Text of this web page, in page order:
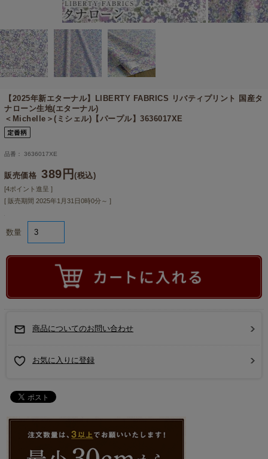
【2025年新エターナル】
LIBERTY FABRICS リバティプリント 国産タ
ナローン生地(エターナル)
＜Michelle＞(ミシェル)【パープル】3636017XE
品番： 3636017XE
販売価格 389円(税込)
[4ポイント進呈 ]
[ 販売期間 2025年1月31日0時0分 ～ ]
数量
商品についてのお問い合わせ
お気に入りに登録